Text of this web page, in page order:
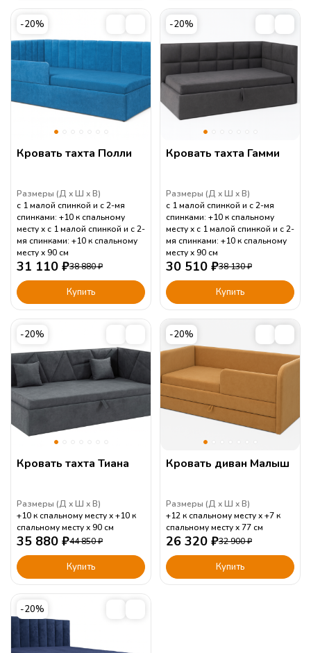
-20%
Кровать тахта Полли
Размеры (Д Ш В)
с 1 малой спинкой и с 2-мя
спинками: +10 к спальному
месту
с 1 малой спинкой и с 2-
мя спинками: +10 к спальному
месту
90 см
31 110 ₽38 880₽
Купить
-20%
Кровать тахта Гамми
Размеры (Д Ш В)
с 1 малой спинкой и с 2-мя
спинками: +10 к спальному
месту
с 1 малой спинкой и с 2-
мя спинками: +10 к спальному
месту
90 см
30 510 ₽38 130₽
Купить
-20%
Кровать тахта Тиана
Размеры (Д Ш В)
+10 к спальному месту
+10 к
спальному месту
90 см
35 880 ₽44 850₽
Купить
-20%
Кровать диван Малыш
Размеры (Д Ш В)
+12 к спальному месту
+7 к
спальному месту
77 см
26 320 ₽32 900₽
Купить
-20%